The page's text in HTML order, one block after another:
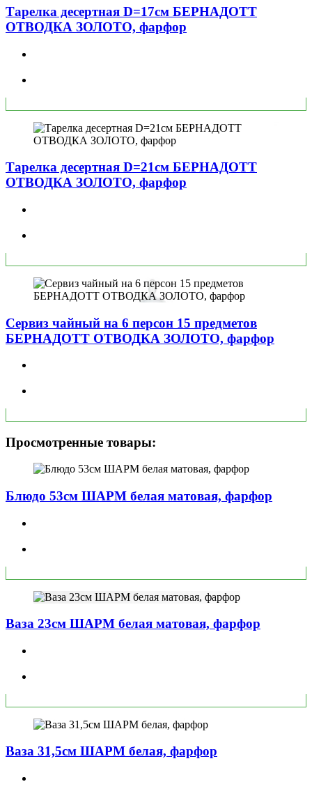
Тарелка десертная D=17см БЕРНАДОТТ
ОТВОДКА ЗОЛОТО, фарфор
Тарелка десертная D=21см БЕРНАДОТТ
ОТВОДКА ЗОЛОТО, фарфор
Сервиз чайный на 6 персон 15 предметов
БЕРНАДОТТ ОТВОДКА ЗОЛОТО, фарфор
Просмотренные товары:
Блюдо 53см ШАРМ белая матовая, фарфор
Ваза 23см ШАРМ белая матовая, фарфор
Ваза 31,5см ШАРМ белая, фарфор